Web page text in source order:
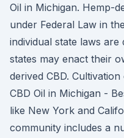
Oil in Michigan. Hemp-
under Federal Law in
individual state laws
states may enact their
derived CBD.
CBD Oil in Michigan -
like New York and
community includes a